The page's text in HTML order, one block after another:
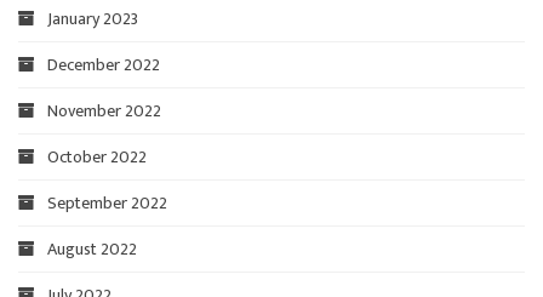
January 2023
December 2022
November 2022
October 2022
September 2022
August 2022